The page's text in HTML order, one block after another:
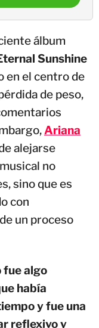
álbum
Sunshine
en el centro de
de peso,
Ariana
alejarse
no
sino que es
con
un proceso
fue algo
había
y fue una
reflexivo y